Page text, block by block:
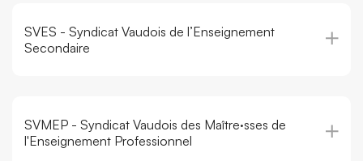
SVES - Syndicat Vaudois de l’Enseignement
Secondaire
SVMEP - Syndicat Vaudois des Maître·sses de
l'Enseignement Professionnel